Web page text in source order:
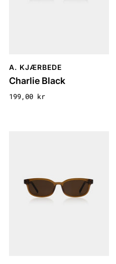
A. KJÆRBEDE
Charlie Black
199,00 kr